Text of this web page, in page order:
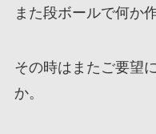
また段ボールで何か
その時はまたご要望
か。